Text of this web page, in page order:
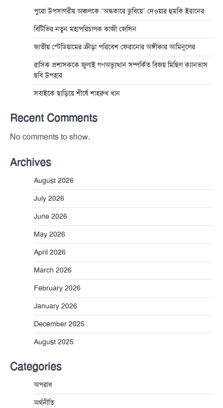
পুরো উপসাগরীয় অঞ্চলকে ‘অন্ধকারে ডুবিয়ে’ দেওয়ার হুমকি ইরানের
বিটিভির নতুন মহাপরিচালক কাজী জেসিন
জাতীয় স্টেডিয়ামের ক্রীড়া পরিবেশ ফেরানোর অঙ্গীকার আমিনুলের
রাসিক প্রশাসককে জুলাই গণঅভ্যুত্থান সম্পর্কিত বিজয় মিছিল ক্যানভাস
ছবি উপহার
সবাইকে ছাড়িয়ে শীর্ষে শাহরুখ খান
Recent Comments
No comments to show.
Archives
August 2026
July 2026
June 2026
May 2026
April 2026
March 2026
February 2026
January 2026
December 2025
August 2025
Categories
অপরাধ
অর্থনীতি